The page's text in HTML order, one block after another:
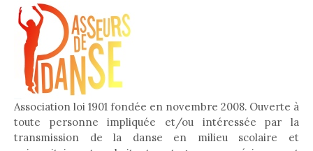
Association loi 1901 fondée en novembre 2008. Ouverte à
toute personne impliquée et/ou intéressée par la
transmission de la danse en milieu scolaire et